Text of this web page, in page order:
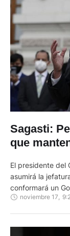
Sagasti:
que
El presidente del
asumirá la
conformará un
temas de
noviembre 17,